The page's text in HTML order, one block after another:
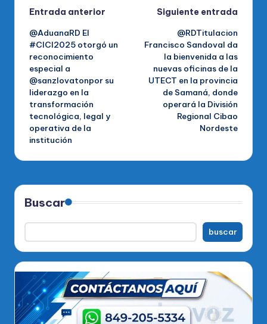
Navegación
de
entradas
Entrada anterior
@AduanaRD El
#CICI2025 otorgó un
reconocimiento
especial a
@sanzlovatonpor su
liderazgo en la
transformación
tecnológica, legal y
operativa de la
institución
Siguiente entrada
@RDTitulacion
Francisco Sandoval da
la bienvenida a las
nuevas oficinas de la
UTECT en la provincia
de Samaná, donde
operará la División
Regional Cibao
Nordeste
Buscar
buscar